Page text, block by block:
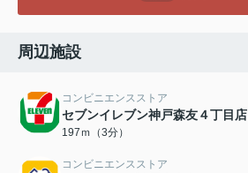
周辺施設
コンビニエンスストア
セブンイレブン神戸森友４丁目店
197ｍ（3分）
コンビニエンスストア